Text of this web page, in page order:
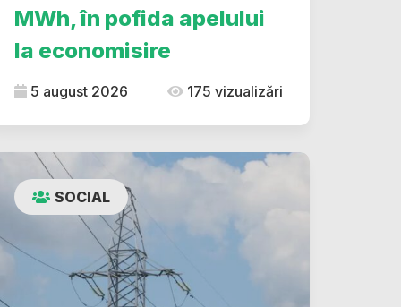
MWh, în pofida apelului
la economisire
5 august 2026 175 vizualizări
SOCIAL